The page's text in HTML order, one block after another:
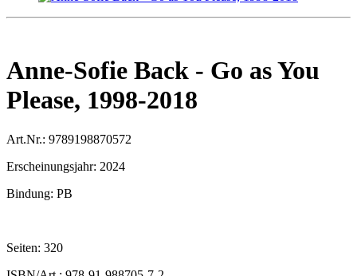
Anne-Sofie Back - Go as You
Please, 1998-2018
Art.Nr.: 9789198870572
Erscheinungsjahr: 2024
Bindung: PB
Seiten: 320